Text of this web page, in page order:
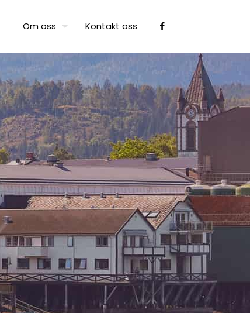
Om oss Kontakt oss